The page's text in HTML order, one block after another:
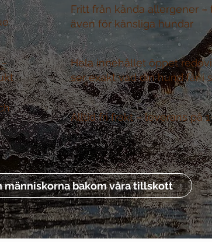
människorna bakom våra tillskott
Fritt från kända allergener –
även för känsliga hundar
Hela innehållet öppet
ser exakt vad din hund får i
Alltid fri frakt –leverans på